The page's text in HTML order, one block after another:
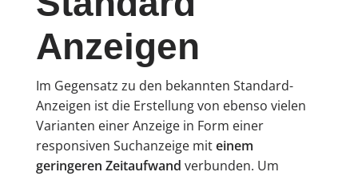
Anzeigen
Im Gegensatz zu den bekannten Standard-
Anzeigen ist die Erstellung von ebenso vielen
Varianten einer Anzeige in Form einer
responsiven Suchanzeige miteinem
geringeren Zeitaufwand verbunden. Um